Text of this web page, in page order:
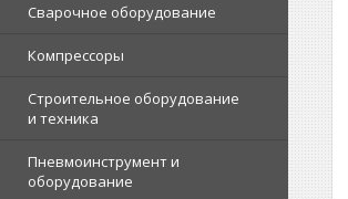
Сварочное оборудование
Компрессоры
Строительное оборудование
и техника
Пневмоинструмент и
оборудование